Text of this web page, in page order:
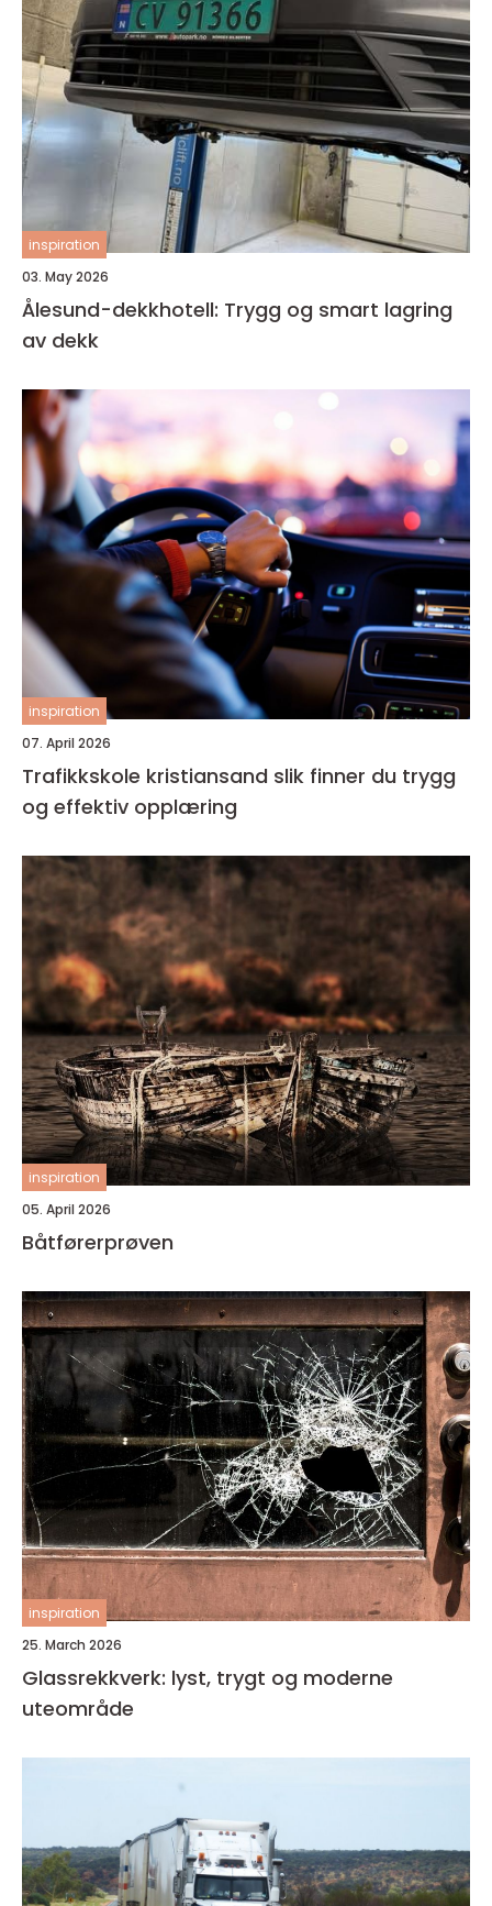
inspiration
03. May 2026
Ålesund-dekkhotell: Trygg og smart lagring
av dekk
inspiration
07. April 2026
Trafikkskole kristiansand slik finner du trygg
og effektiv opplæring
inspiration
05. April 2026
Båtførerprøven
inspiration
25. March 2026
Glassrekkverk: lyst, trygt og moderne
uteområde